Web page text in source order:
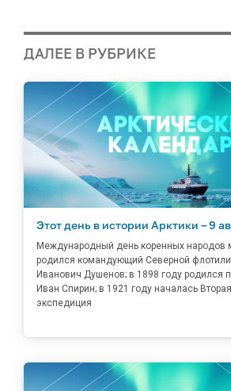
ДАЛЕЕ В РУБРИКЕ
Этот день в истории Арктики – 9
Международный день коренных народов
родился командующий Северной
Иванович Душенов; в 1898 году родился
Иван Спирин; в 1921 году началась
экспедиция